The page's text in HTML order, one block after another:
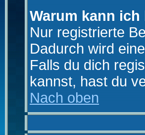
Warum kann
Nur registrierte
Dadurch wird
Falls du dich
kannst, hast du
Nach oben